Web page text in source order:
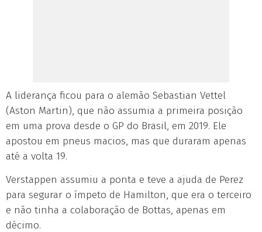
A liderança ficou para o alemão Sebastian Vettel
(Aston Martin), que não assumia a primeira posição
em uma prova desde o GP do Brasil, em 2019. Ele
apostou em pneus macios, mas que duraram apenas
até a volta 19.
Verstappen assumiu a ponta e teve a ajuda de Perez
para segurar o ímpeto de Hamilton, que era o terceiro
e não tinha a colaboração de Bottas, apenas em
décimo.